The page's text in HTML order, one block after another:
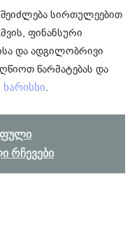
შეიძლება სირთულეებით
ფინანსური
და ადგილობრივი
წარმატებას და
ხარისხი.
რჩევები